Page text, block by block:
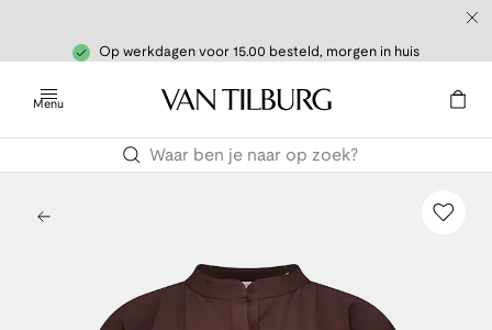
Op werkdagen voor 15.00 besteld, morgen in huis
Menu